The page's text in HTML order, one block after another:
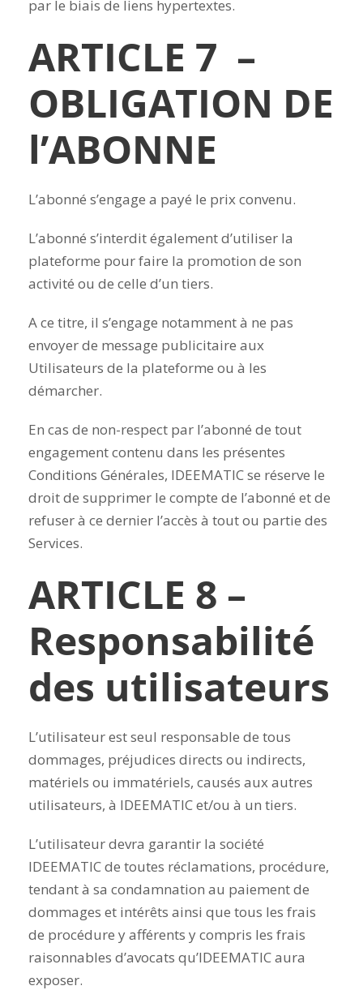
par le biais de liens hypertextes.
ARTICLE 7 –
OBLIGATION DE
l’ABONNE
L’abonné s’engage a payé le prix convenu.
L’abonné s’interdit également d’utiliser la
plateforme pour faire la promotion de son
activité ou de celle d’un tiers.
A ce titre, il s’engage notamment à ne pas
envoyer de message publicitaire aux
Utilisateurs de la plateforme ou à les
démarcher.
En cas de non-respect par l’abonné de tout
engagement contenu dans les présentes
Conditions Générales, IDEEMATIC se réserve le
droit de supprimer le compte de l’abonné et de
refuser à ce dernier l’accès à tout ou partie des
Services.
ARTICLE 8 –
Responsabilité
des utilisateurs
L’utilisateur est seul responsable de tous
dommages, préjudices directs ou indirects,
matériels ou immatériels, causés aux autres
utilisateurs, à IDEEMATIC et/ou à un tiers.
L’utilisateur devra garantir la société
IDEEMATIC de toutes réclamations, procédure,
tendant à sa condamnation au paiement de
dommages et intérêts ainsi que tous les frais
de procédure y afférents y compris les frais
raisonnables d’avocats qu’IDEEMATIC aura
exposer.